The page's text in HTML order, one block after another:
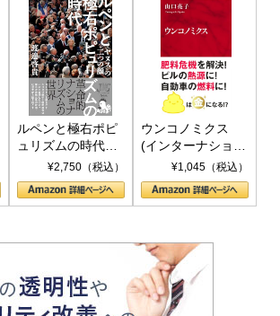
ルペンと極右ポピ
ュリズムの時代：
〈ヤヌス〉の二つ
の顔
¥2,750（税込）
ウンコノミクス
(インターナショナ
ル新書)¥1,045（税込）